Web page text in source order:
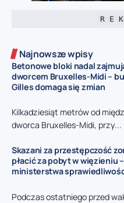
R E
Najnowsze wpisy
Betonowe bloki nadal
dworcem Bruxelles-Midi –
Gilles domaga się zmian
Kilkadziesiąt metrów od
dworca Bruxelles-Midi, przy...
Skazani za przestępczość
płacić za pobyt w więzieniu
ministerstwa
Podczas ostatniego przed